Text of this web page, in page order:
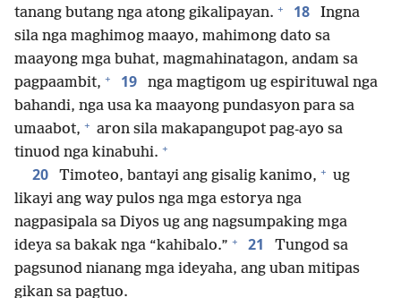
tanang butang nga atong gikalipayan. + 18
Ingna
sila nga maghimog maayo, mahimong dato sa
maayong mga buhat, magmahinatagon, andam sa
pagpaambit, + 19
nga magtigom ug espirituwal nga
bahandi, nga usa ka maayong pundasyon para sa
umaabot, + aron sila makapangupot pag-ayo sa
tinuod nga kinabuhi. +
20 Timoteo, bantayi ang gisalig kanimo, + ug
likayi ang way pulos nga mga estorya nga
nagpasipala sa Diyos ug ang nagsumpaking mga
ideya sa bakak nga “kahibalo.” + 21
Tungod sa
pagsunod nianang mga ideyaha, ang uban mitipas
gikan sa pagtuo.